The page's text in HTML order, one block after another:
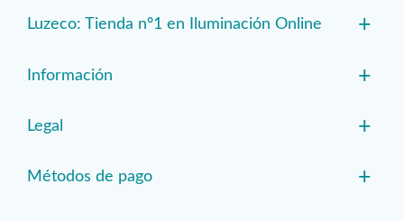
Luzeco: Tienda nº1 en Iluminación Online +
Información +
Legal +
Métodos de pago +